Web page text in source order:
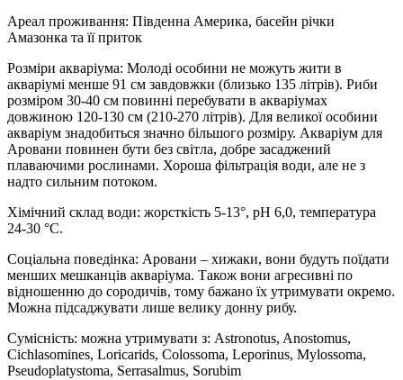
Ареал проживання: Південна Америка, басейн річки
Амазонка та її приток
Розміри акваріума: Молоді особини не можуть жити в
акваріумі менше 91 см завдовжки (близько 135 літрів). Риби
розміром 30-40 см повинні перебувати в акваріумах
довжиною 120-130 см (210-270 літрів). Для великої особини
акваріум знадобиться значно більшого розміру. Акваріум для
Аровани повинен бути без світла, добре засаджений
плаваючими рослинами. Хороша фільтрація води, але не з
надто сильним потоком.
Хімічний склад води: жорсткість 5-13°, рН 6,0, температура
24-30 °С.
Соціальна поведінка: Аровани – хижаки, вони будуть поїдати
менших мешканців акваріума. Також вони агресивні по
відношенню до сородичів, тому бажано їх утримувати окремо.
Можна підсаджувати лише велику донну рибу.
Сумісність: можна утримувати з: Astronotus, Anostomus,
Cichlasomines, Loricarids, Colossoma, Leporinus, Mylossoma,
Pseudoplatystoma, Serrasalmus, Sorubim